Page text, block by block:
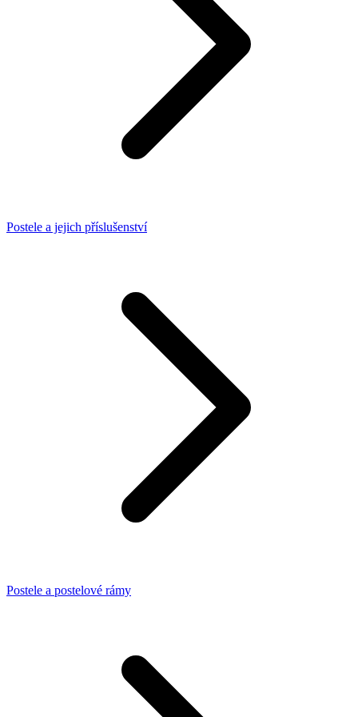
Postele a jejich příslušenství
Postele a postelové rámy